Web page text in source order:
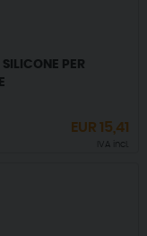
PER
EUR15,41
IVA incl.